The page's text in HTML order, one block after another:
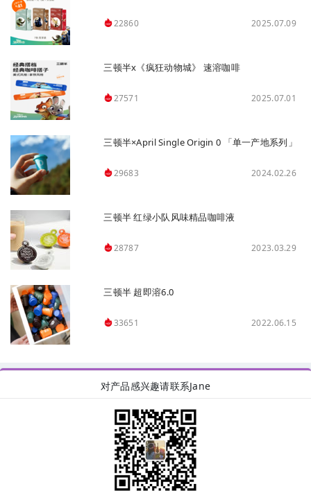
22860 2025.07.09
三顿半x《疯狂动物城》 速溶咖啡
27571 2025.07.01
三顿半×April Single Origin 0 「单一产地系列」
29683 2024.02.26
三顿半 红绿小队风味精品咖啡液
28787 2023.03.29
三顿半 超即溶6.0
33651 2022.06.15
对产品感兴趣请联系Jane